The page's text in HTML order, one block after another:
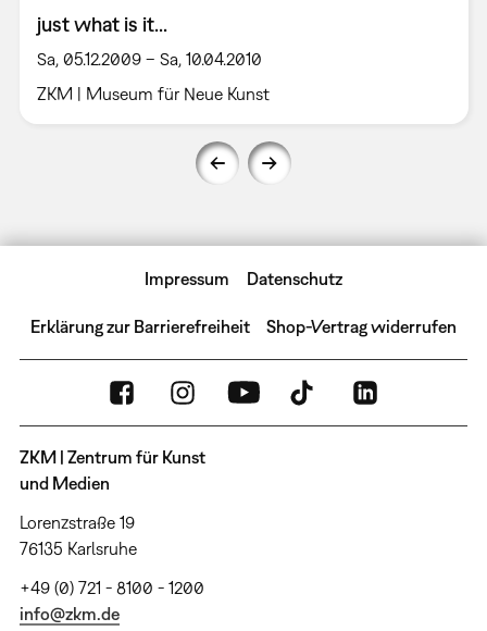
just what is it...
Sa, 05.12.2009 – Sa, 10.04.2010
ZKM | Museum für Neue Kunst
Impressum Datenschutz
Erklärung zur Barrierefreiheit Shop-Vertrag widerrufen
ZKM | Zentrum für Kunst
und Medien
Lorenzstraße 19
76135 Karlsruhe
+49 (0) 721 - 8100 - 1200
info@zkm.de